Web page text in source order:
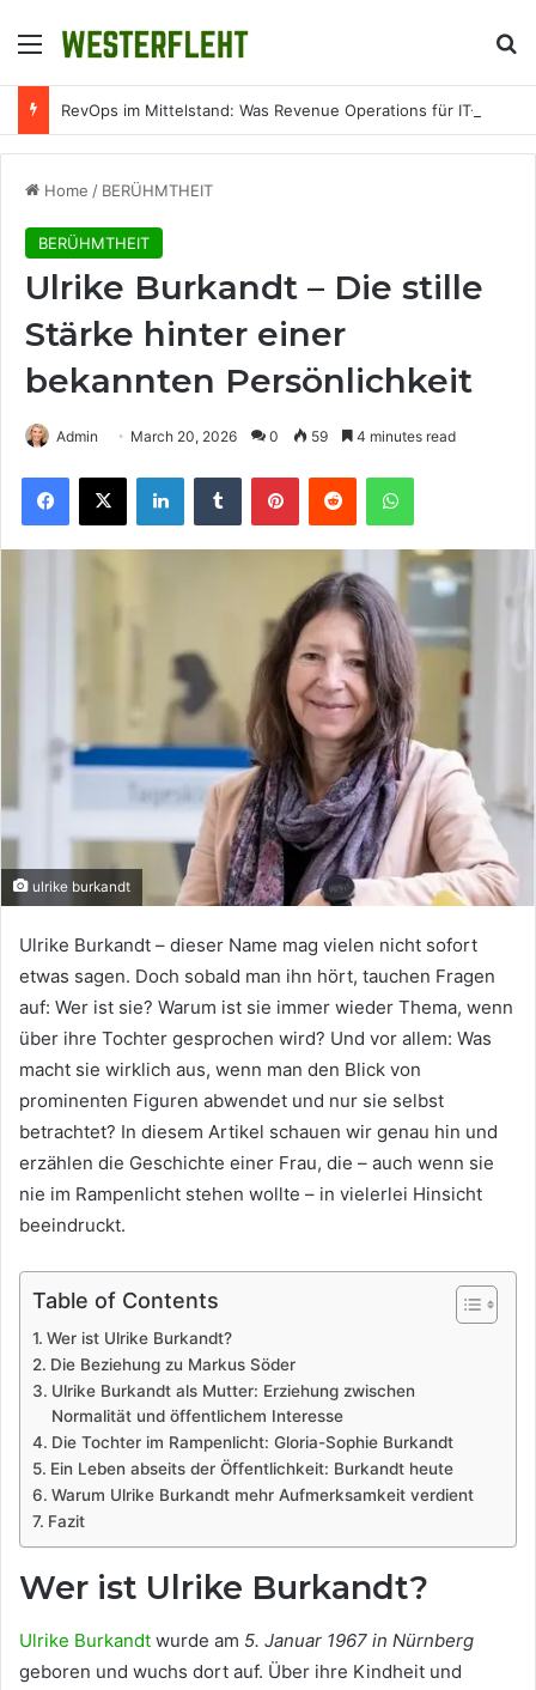
Menu
Home / BERÜHMTHEIT
BERÜHMTHEIT
Ulrike Burkandt – Die stille
Stärke hinter einer
bekannten Persönlichkeit
Admin March 20, 2026 0 59 4 minutes read
Facebook
X LinkedInTumblr PinterestReddit WhatsApp
ulrike burkandt
Ulrike Burkandt – dieser Name mag vielen nicht sofort
etwas sagen. Doch sobald man ihn hört, tauchen Fragen
auf: Wer ist sie? Warum ist sie immer wieder Thema, wenn
über ihre Tochter gesprochen wird? Und vor allem: Was
macht sie wirklich aus, wenn man den Blick von
prominenten Figuren abwendet und nur sie selbst
betrachtet? In diesem Artikel schauen wir genau hin und
erzählen die Geschichte einer Frau, die – auch wenn sie
nie im Rampenlicht stehen wollte – in vielerlei Hinsicht
beeindruckt.
Table of Contents
Wer ist Ulrike Burkandt?
Die Beziehung zu Markus Söder
Ulrike Burkandt als Mutter: Erziehung zwischen
Normalität und öffentlichem Interesse
Die Tochter im Rampenlicht: Gloria-Sophie Burkandt
Ein Leben abseits der Öffentlichkeit: Burkandt heute
Warum Ulrike Burkandt mehr Aufmerksamkeit verdient
Fazit
Wer ist Ulrike Burkandt?
Ulrike Burkandt wurde am 5. Januar 1967 in Nürnberg
geboren und wuchs dort auf. Über ihre Kindheit und